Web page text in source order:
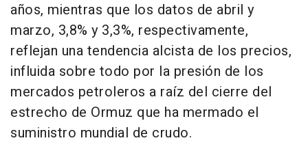
años, mientras que los datos de abril y
marzo, 3,8% y 3,3%, respectivamente,
reflejan una tendencia alcista de los precios,
influida sobre todo por la presión de los
mercados petroleros a raíz del cierre del
estrecho de Ormuz que ha mermado el
suministro mundial de crudo.